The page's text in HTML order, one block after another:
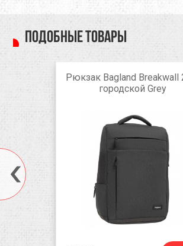
Подобные товары
Рюкзак Bagland Breakwall
городской Grey